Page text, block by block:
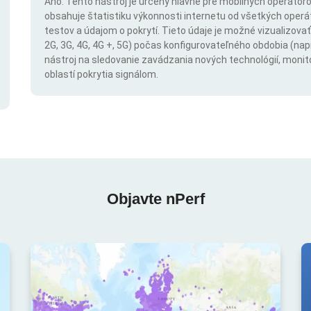
obsahuje štatistiku výkonnosti internetu od všetkých
testov a údajom o pokrytí. Tieto údaje je možné
2G, 3G, 4G, 4G +, 5G) počas konfigurovateľného obdobia
nástroj na sledovanie zavádzania nových technológií,
oblastí pokrytia signálom.
Objavte nPerf